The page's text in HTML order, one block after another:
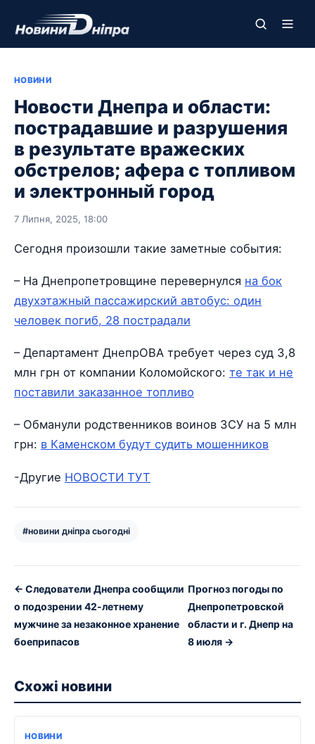
НОВИНИ
Новости Днепра и области:
пострадавшие и разрушения
в результате вражеских
обстрелов; афера с топливом
и электронный город
7 Липня, 2025, 18:00
Сегодня произошли такие заметные события:
– На Днепропетровщине перевернулся на бок
двухэтажный пассажирский автобус: один
человек погиб, 28 пострадали
– Департамент ДнепрОВА требует через суд 3,8
млн грн от компании Коломойского: те так и не
поставили заказанное топливо
– Обманули родственников воинов ЗСУ на 5 млн
грн: в Каменском будут судить мошенников
-Другие НОВОСТИ ТУТ
#новини дніпра сьогодні
← Следователи Днепра сообщили
о подозрении 42-летнему
мужчине за незаконное хранение
боеприпасов
Прогноз погоды по
Днепропетровской
области и г. Днепр на
8 июля →
Схожі новини
НОВИНИ